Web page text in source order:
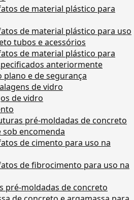
de material plástico para
de material plástico para uso
tubos e acessórios
de material plástico para
anteriormente
plano e de segurança
de vidro
de vidro
pré-moldadas de concreto
sob encomenda
de cimento para uso na
de fibrocimento para uso na
pré-moldadas de concreto